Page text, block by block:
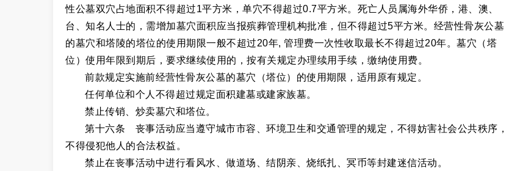
性公墓双穴占地面积不得超过1平方米，单穴不得超过0.7平方米。死亡人员属海外华侨，港、澳、
台、知名人士的，需增加墓穴面积应当报殡葬管理机构批准，但不得超过5平方米。经营性骨灰公墓
的墓穴和塔陵的塔位的使用期限一般不超过20年, 管理费一次性收取最长不得超过20年。墓穴（塔
位）使用年限到期后，要求继续使用的，按有关规定办理续用手续，缴纳使用费。
前款规定实施前经营性骨灰公墓的墓穴（塔位）的使用期限，适用原有规定。
任何单位和个人不得超过规定面积建墓或建家族墓。
禁止传销、炒卖墓穴和塔位。
第十六条 丧事活动应当遵守城市市容、环境卫生和交通管理的规定，不得妨害社会公共秩序，
不得侵犯他人的合法权益。
禁止在丧事活动中进行看风水、做道场、结阴亲、烧纸扎、冥币等封建迷信活动。